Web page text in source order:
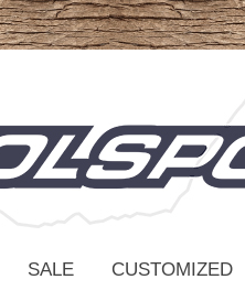
SALE CUSTOMIZED